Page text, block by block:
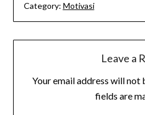
Category: Motivasi
Leave a
Your email address will not
fields are